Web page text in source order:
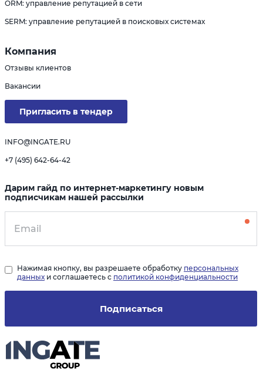
ORM: управление репутацией в сети
SERM: управление репутацией в поисковых системах
Компания
Отзывы клиентов
Вакансии
Пригласить в тендер
INFO@INGATE.RU
+7 (495) 642-64-42
Дарим гайд по интернет-маркетингу новым
подписчикам нашей рассылки
Подписаться
Нажимая кнопку, вы разрешаете обработку персональных
данных и соглашаетесь с политикой конфиденциальности